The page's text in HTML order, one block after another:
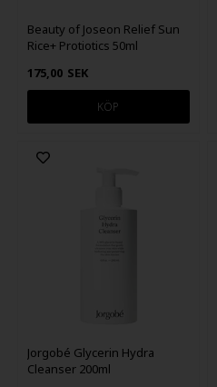
Beauty of Joseon Relief Sun
Rice+ Protiotics 50ml
175,00 SEK
Jorgobé Glycerin Hydra
Cleanser 200ml